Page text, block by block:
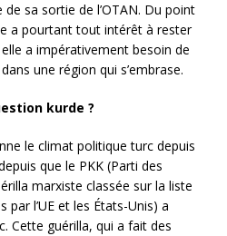
sa sortie de l’OTAN. Du point
a pourtant tout intérêt à rester
a impérativement besoin de
une région qui s’embrase.
kurde ?
le climat politique turc depuis
que le PKK (Parti des
marxiste classée sur la liste
l’UE et les États-Unis) a
Cette guérilla, qui a fait des